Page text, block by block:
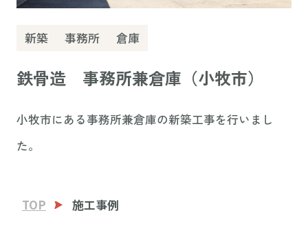
新築 事務所 倉庫
鉄骨造 事務所兼倉庫（小牧市）
小牧市にある事務所兼倉庫の新築工事を行いまし
た。
TOP 施工事例